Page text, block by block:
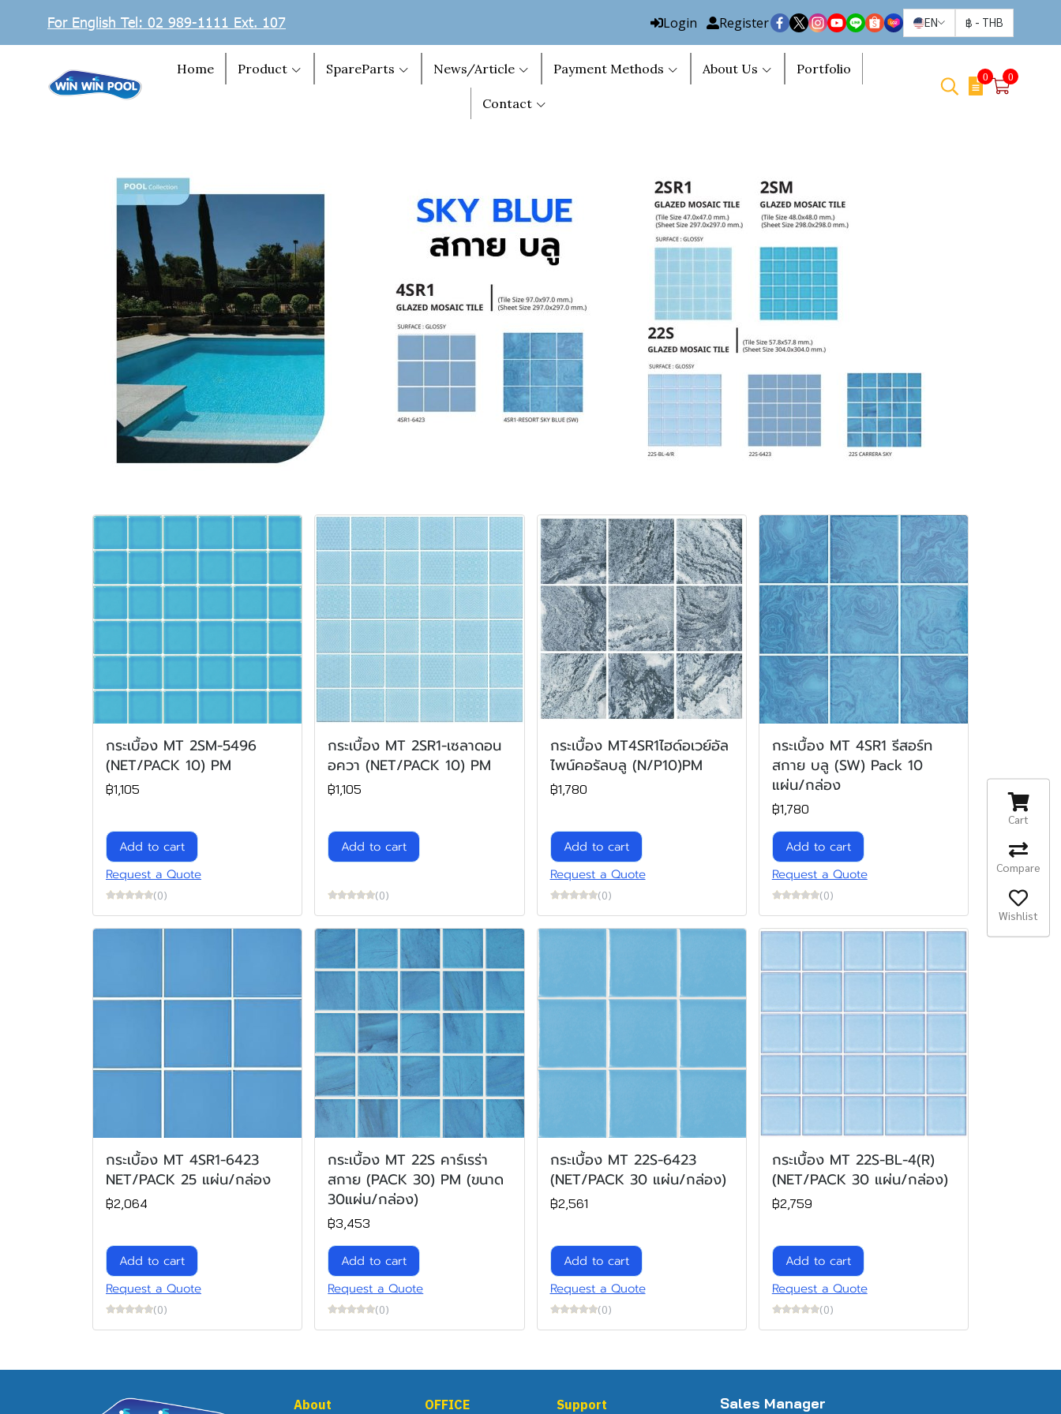
For English Tel: 02 989-1111 Ext. 107 Login Register EN ฿ - THB
Home Product SpareParts News/Article Payment Methods About Us Portfolio
Contact
0 0
กระเบื้อง MT 2SM-5496
(NET/PACK 10) PM
฿1,105
Add to cart
Request a Quote
(0)
กระเบื้อง MT 2SR1-เซลาดอน
อควา (NET/PACK 10) PM
฿1,105
Add to cart
(0)
กระเบื้อง MT4SR1ไฮด์อเวย์อัล
ไพน์คอรัลบลู (N/P10)PM
฿1,780
Add to cart
Request a Quote
(0)
กระเบื้อง MT 4SR1 รีสอร์ท
สกาย บลู (SW) Pack 10
แผ่น/กล่อง
฿1,780
Add to cart
Request a Quote
(0)
กระเบื้อง MT 4SR1-6423
NET/PACK 25 แผ่น/กล่อง
฿2,064
Add to cart
Request a Quote
(0)
กระเบื้อง MT 22S คาร์เรร่า
สกาย (PACK 30) PM (ขนาด
30แผ่น/กล่อง)
฿3,453
Add to cart
Request a Quote
(0)
กระเบื้อง MT 22S-6423
(NET/PACK 30 แผ่น/กล่อง)
฿2,561
Add to cart
Request a Quote
(0)
กระเบื้อง MT 22S-BL-4(R)
(NET/PACK 30 แผ่น/กล่อง)
฿2,759
Add to cart
Request a Quote
(0)
About OFFICE Support Sales Manager
Cart
Compare
Wishlist